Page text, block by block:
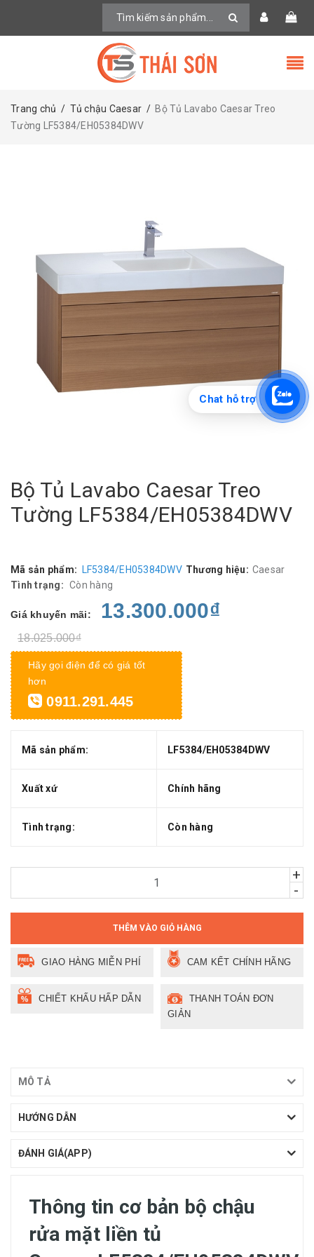
Trang chủ / Tủ chậu Caesar / Bộ Tủ Lavabo Caesar Treo
Tường LF5384/EH05384DWV
Bộ Tủ Lavabo Caesar Treo
Tường LF5384/EH05384DWV
Mã sản phẩm: LF5384/EH05384DWV Thương hiệu: Caesar
Tình trạng: Còn hàng
Giá khuyến mãi: 13.300.000₫
18.025.000₫
Hãy gọi điện để có giá tốt
hơn
0911.291.445
Mã sản phẩm: LF5384/EH05384DWV
Xuất xứ Chính hãng
Tình trạng: Còn hàng
+
-
THÊM VÀO GIỎ HÀNG
GIAO HÀNG MIỄN PHÍ CAM KẾT CHÍNH HÃNG
CHIẾT KHẤU HẤP DẪN
THANH TOÁN ĐƠN
GIẢN
MÔ TẢ
HƯỚNG DẪN
ĐÁNH GIÁ(APP)
Thông tin cơ bản bộ chậu
rửa mặt liền tủ
Chat hỗ trợ